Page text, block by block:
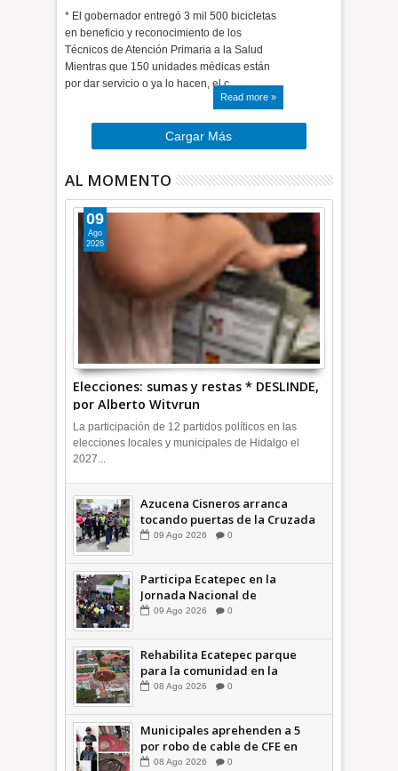
* El gobernador entregó 3 mil 500 bicicletas
en beneficio y reconocimiento de los
Técnicos de Atención Primaria a la Salud
Mientras que 150 unidades médicas están
por dar servicio o ya lo hacen, el c…
Read more »
Cargar Más
AL MOMENTO
Elecciones: sumas y restas * DESLINDE,
por Alberto Witvrun
09
Ago
2026
La participación de 12 partidos políticos en las
elecciones locales y municipales de Hidalgo el
2027...
Azucena Cisneros arranca
tocando puertas de la Cruzada
Violeta en la Colosio +Video |
09 Ago 2026 0
Participa Ecatepec en la
Jornada Nacional de
Reforestación; plantan 3 mil
09 Ago 2026 0
Rehabilita Ecatepec parque
para la comunidad en la
Petroquímica 1 +Video |
08 Ago 2026 0
Municipales aprehenden a 5
por robo de cable de CFE en
Jardines de Casa Nueva +Video
08 Ago 2026 0